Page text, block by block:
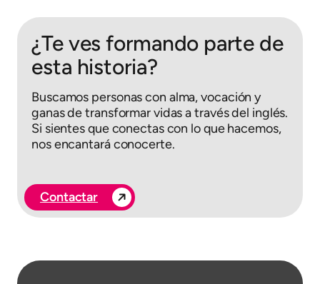
¿Te ves formando parte de
esta historia?
Buscamos personas con alma, vocación y
ganas de transformar vidas a través del inglés.
Si sientes que conectas con lo que hacemos,
nos encantará conocerte.
Contactar